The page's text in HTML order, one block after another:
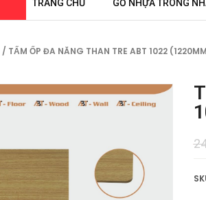
TRANG CHỦ GỖ NHỰA TRONG
/ TẤM ỐP ĐA NĂNG THAN TRE ABT 1022